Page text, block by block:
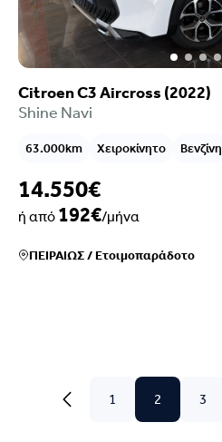
Citroen C3 Aircross (2022)
Shine Navi
63.000km Χειροκίνητο Βενζίνη
14.550€
ή από 192€/μήνα
ΠΕΙΡΑΙΩΣ/Ετοιμοπαράδοτο
1 2 3